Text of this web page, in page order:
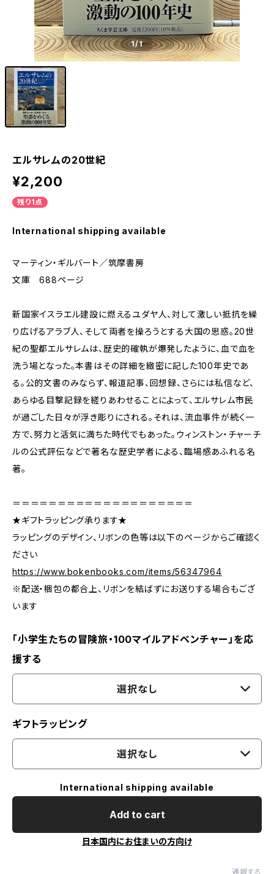
1/1
エルサレムの20世紀
¥2,200
残り1点
International shipping available
マーティン・ギルバート／筑摩書房
文庫 688ページ
新国家イスラエル建設に燃えるユダヤ人、対して激しい抵抗を繰
り広げるアラブ人、そして両者を操ろうとする大国の思惑。20世
紀の聖都エルサレムは、歴史的確執が爆発したように、血で血を
洗う場となった。本書はその詳細を緻密に記した100年史であ
る。公的文書のみならず、報道記事、回想録、さらには私信など、
あらゆる目撃記録を縒りあわせることによって、エルサレム市民
が過ごした日々が浮き彫りにされる。それは、流血事件が続く一
方で、努力と活気に満ちた時代でもあった。ウィンストン・チャーチ
ルの公式評伝などで著名な歴史学者による、臨場感あふれる名
著。
＝＝＝＝＝＝＝＝＝＝＝＝＝＝＝＝＝＝＝＝
★ギフトラッピング承ります★
ラッピングのデザイン、リボンの色等は以下のページからご確認く
ださい
https://www.bokenbooks.com/items/56347964
※配送・梱包の都合上、リボンを結ばずにお送りする場合もござ
います
「小学生たちの冒険旅・100マイルアドベンチャー」を応
援する
選択なし
ギフトラッピング
選択なし
International shipping available
Add to cart
日本国内にお住まいの方向け
通報する